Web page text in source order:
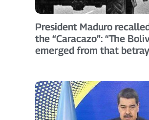
President Maduro
the “Caracazo”: “The
emerged from that